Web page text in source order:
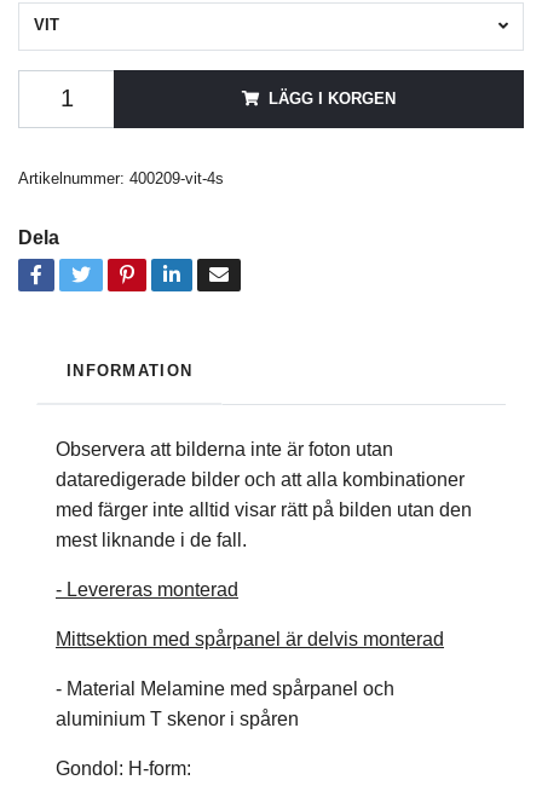
VIT
LÄGG I KORGEN
Artikelnummer: 400209-vit-4s
Dela
INFORMATION
Observera att bilderna inte är foton utan
dataredigerade bilder och att alla kombinationer
med färger inte alltid visar rätt på bilden utan den
mest liknande i de fall.
- Levereras monterad
Mittsektion med spårpanel är delvis monterad
- Material Melamine med spårpanel och
aluminium T skenor i spåren
Gondol: H-form: